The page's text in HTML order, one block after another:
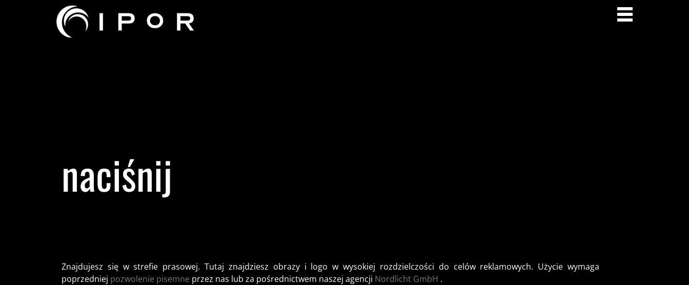
naciśnij
Znajdujesz się w strefie prasowej. Tutaj znajdziesz obrazy i logo w wysokiej rozdzielczości do celów reklamowych. Użycie wymaga
poprzedniej pozwolenie pisemne przez nas lub za pośrednictwem naszej agencji Nordlicht GmbH .